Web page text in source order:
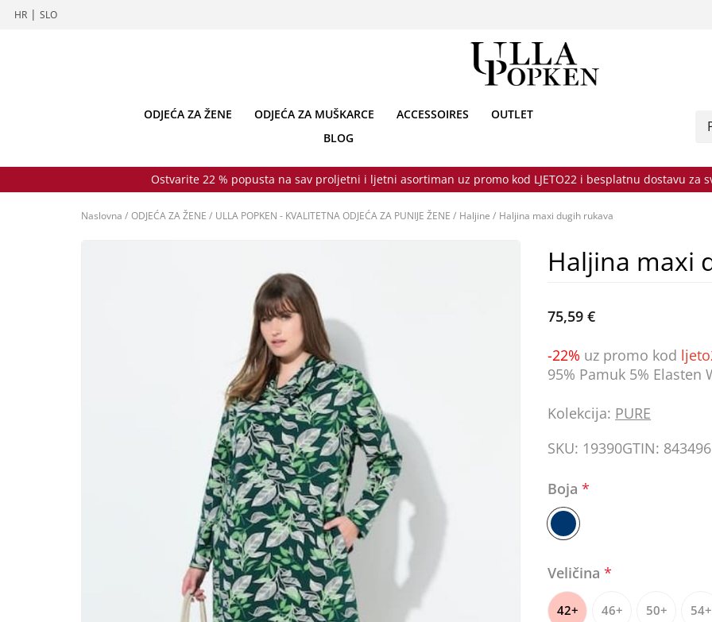
HR | SLO
ODJEĆA ZA ŽENE ODJEĆA ZA MUŠKARCE ACCESSOIRES
OUTLET
BLOG
Ostvarite 22 % popusta na sav proljetni i ljetni asortiman uz promo kod LJETO22 i besplatnu dostavu za
Naslovna / ODJEĆA ZA ŽENE / ULLA POPKEN - KVALITETNA ODJEĆA ZA PUNIJE ŽENE / Haljine / Haljina maxi dugih rukava
Haljina maxi
75,59 €
-22% uz promo kod
95% Pamuk 5% Elasten
Kolekcija: PURE
SKU: 19390GTIN: 843496
Boja*
Veličina*
42+ 46+ 50+ 54+